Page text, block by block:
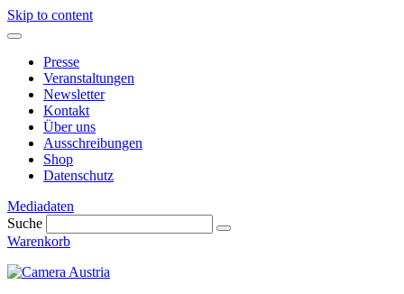
Skip to content
Presse
Veranstaltungen
Newsletter
Kontakt
Über uns
Ausschreibungen
Shop
Datenschutz
Mediadaten
Suche
Warenkorb